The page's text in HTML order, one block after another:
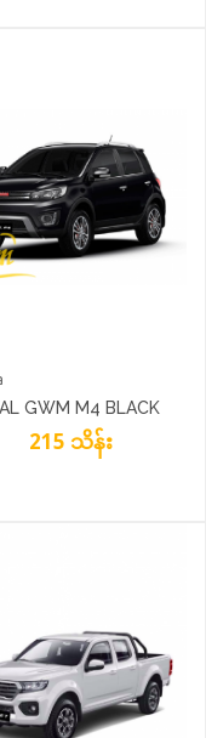
GWM M4 BLACK
215 သိန်း